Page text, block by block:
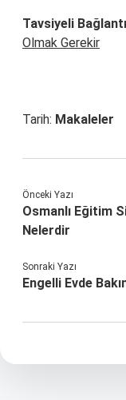
Tavsiyeli
Olmak Gerekir
Tarih: Makaleler
Önceki Yazı
Osmanlı Eğitim
Nelerdir
Sonraki Yazı
Engelli Evde